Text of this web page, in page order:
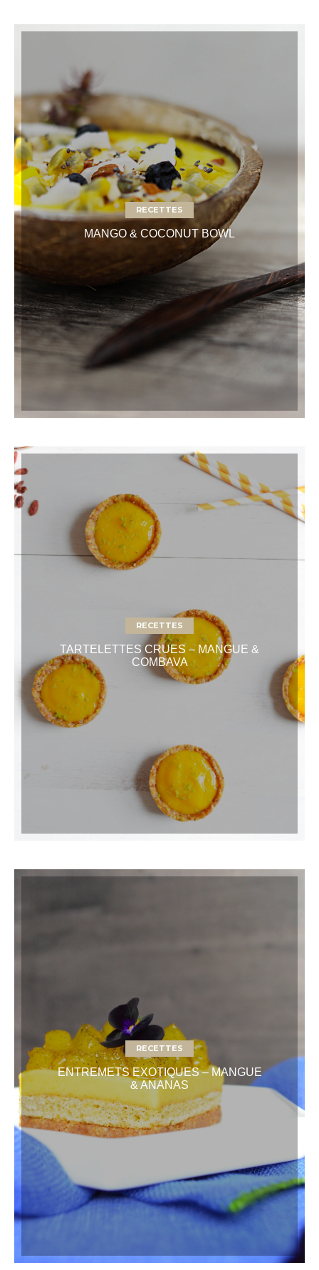
RECETTES
MANGO & COCONUT BOWL
RECETTES
TARTELETTES CRUES – MANGUE &
COMBAVA
RECETTES
ENTREMETS EXOTIQUES – MANGUE
& ANANAS